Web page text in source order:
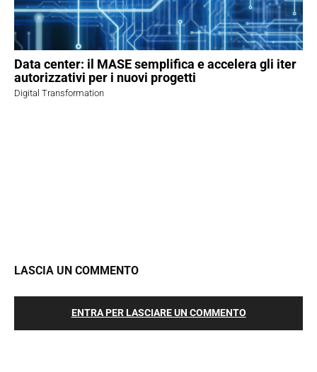
Data center: il MASE semplifica e accelera gli iter
autorizzativi per i nuovi progetti
Digital Transformation
LASCIA UN COMMENTO
ENTRA PER LASCIARE UN COMMENTO